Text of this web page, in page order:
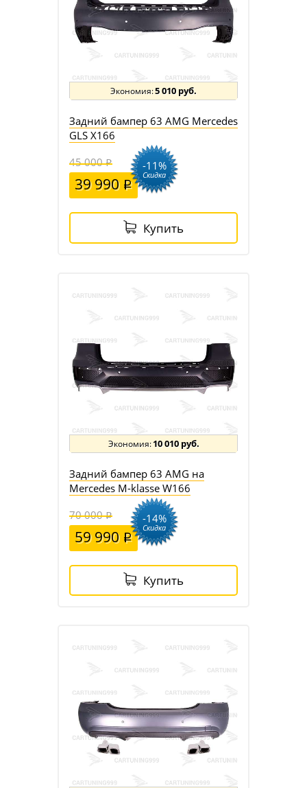
5 010 руб.
Задний бампер 63 AMG Mercedes
GLS X166
45 000
39 990
-11%
Скидка
Купить
10 010 руб.
Задний бампер 63 AMG на
Mercedes M-klasse W166
70 000
59 990
-14%
Скидка
Купить